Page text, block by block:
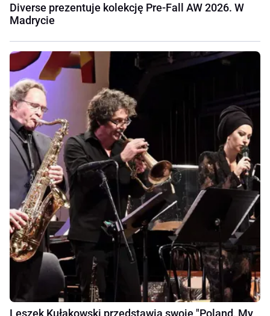
Diverse prezentuje kolekcję Pre-Fall AW 2026. W
Madrycie
Leszek Kułakowski przedstawia swoje "Poland, My